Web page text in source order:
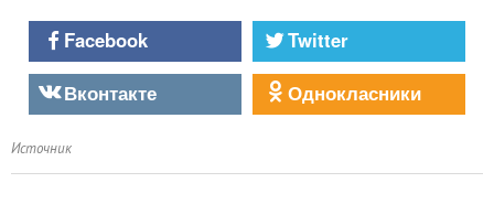
Facebook
Twitter
Вконтакте
Однокласники
Источник